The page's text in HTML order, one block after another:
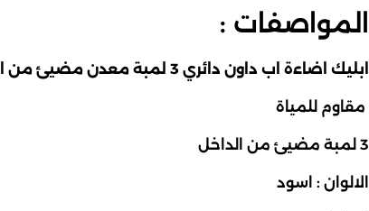
المواصفات :
ابليك اضاءة اب داون دائري 3 لمبة معدن مضيئ من الداخل
مقاوم للمياة
3 لمبة مضيئ من الداخل
الالوان : اسود